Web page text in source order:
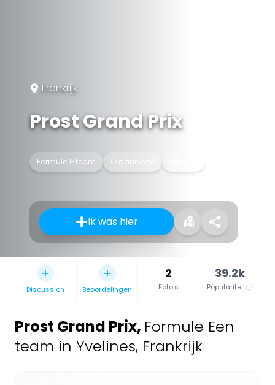
Frankrijk
Prost Grand Prix
Formule 1-team Organisatie
Ik was hier
Discussion Beoordelingen
2
Foto's
39.2k
Populariteit
Prost Grand Prix, Formule Een
team in Yvelines, Frankrijk